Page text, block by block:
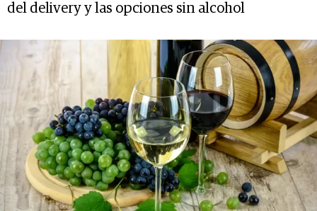
del delivery y las opciones sin alcohol